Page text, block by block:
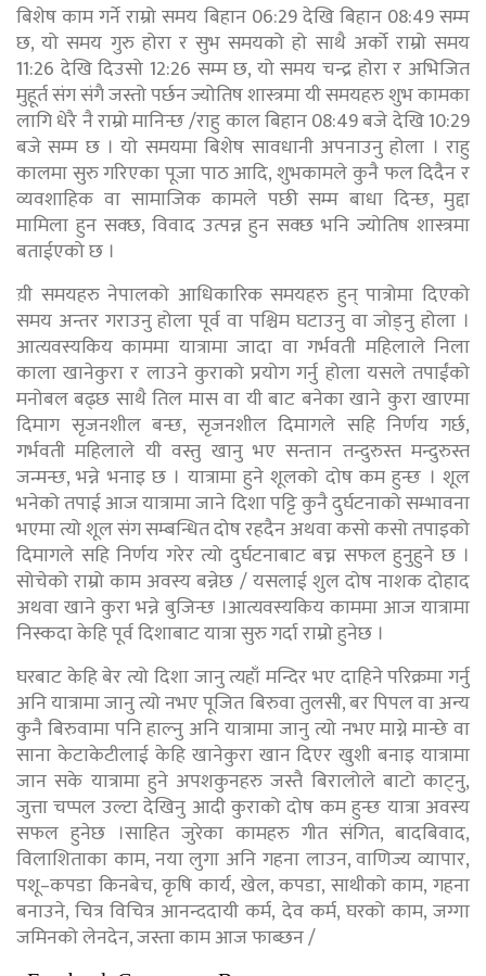
बिशेष काम गर्ने राम्रो समय बिहान 06:29 देखि बिहान 08:49 सम्म
छ, यो समय गुरु होरा र सुभ समयको हो साथै अर्को राम्रो समय
11:26 देखि दिउसो 12:26 सम्म छ, यो समय चन्द्र होरा र अभिजित
मुहूर्त संग संगै जस्तो पर्छन ज्योतिष शास्त्रमा यी समयहरु शुभ कामका
लागि धेरै नै राम्रो मानिन्छ /राहु काल बिहान 08:49 बजे देखि 10:29
बजे सम्म छ । यो समयमा बिशेष सावधानी अपनाउनु होला । राहु
कालमा सुरु गरिएका पूजा पाठ आदि, शुभकामले कुनै फल दिदैन र
व्यवशाहिक वा सामाजिक कामले पछी सम्म बाधा दिन्छ, मुद्दा
मामिला हुन सक्छ, विवाद उत्पन्न हुन सक्छ भनि ज्योतिष शास्त्रमा
बताईएको छ ।
य़ी समयहरु नेपालको आधिकारिक समयहरु हुन् पात्रोमा दिएको
समय अन्तर गराउनु होला पूर्व वा पश्चिम घटाउनु वा जोड्नु होला ।
आत्यवस्यकिय काममा यात्रामा जादा वा गर्भवती महिलाले निला
काला खानेकुरा र लाउने कुराको प्रयोग गर्नु होला यसले तपाईंको
मनोबल बढ्छ साथै तिल मास वा यी बाट बनेका खाने कुरा खाएमा
दिमाग सृजनशील बन्छ, सृजनशील दिमागले सहि निर्णय गर्छ,
गर्भवती महिलाले यी वस्तु खानु भए सन्तान तन्दुरुस्त मन्दुरुस्त
जन्मन्छ, भन्ने भनाइ छ । यात्रामा हुने शूलको दोष कम हुन्छ । शूल
भनेको तपाई आज यात्रामा जाने दिशा पट्टि कुनै दुर्घटनाको सम्भावना
भएमा त्यो शूल संग सम्बन्धित दोष रहदैन अथवा कसो कसो तपाइको
दिमागले सहि निर्णय गरेर त्यो दुर्घटनाबाट बच्न सफल हुनुहुने छ ।
सोचेको राम्रो काम अवस्य बन्नेछ / यसलाई शुल दोष नाशक दोहाद
अथवा खाने कुरा भन्ने बुजिन्छ ।आत्यवस्यकिय काममा आज यात्रामा
निस्कदा केहि पूर्व दिशाबाट यात्रा सुरु गर्दा राम्रो हुनेछ ।
घरबाट केहि बेर त्यो दिशा जानु त्यहाँ मन्दिर भए दाहिने परिक्रमा गर्नु
अनि यात्रामा जानु त्यो नभए पूजित बिरुवा तुलसी, बर पिपल वा अन्य
कुनै बिरुवामा पनि हाल्नु अनि यात्रामा जानु त्यो नभए माग्ने मान्छे वा
साना केटाकेटीलाई केहि खानेकुरा खान दिएर खुशी बनाइ यात्रामा
जान सके यात्रामा हुने अपशकुनहरु जस्तै बिरालोले बाटो काट्नु,
जुत्ता चप्पल उल्टा देखिनु आदी कुराको दोष कम हुन्छ यात्रा अवस्य
सफल हुनेछ ।साहित जुरेका कामहरु गीत संगित, बादबिवाद,
विलाशिताका काम, नया लुगा अनि गहना लाउन, वाणिज्य व्यापार,
पशू–कपडा किनबेच, कृषि कार्य, खेल, कपडा, साथीको काम, गहना
बनाउने, चित्र विचित्र आनन्ददायी कर्म, देव कर्म, घरको काम, जग्गा
जमिनको लेनदेन, जस्ता काम आज फाब्छन /